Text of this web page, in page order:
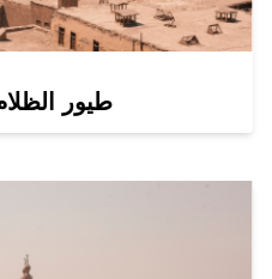
طيور